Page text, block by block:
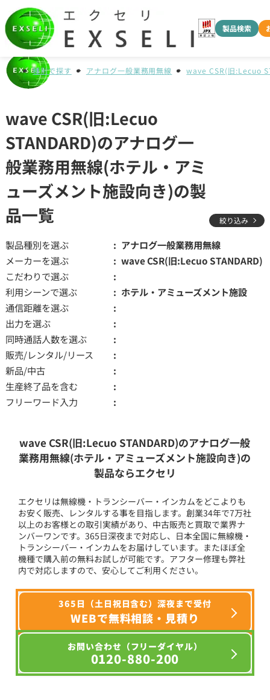
製品検索
種別で探す アナログ一般業務用無線 wave CSR(旧:Lecuo
wave CSR(旧:Lecuo
STANDARD)のアナログ一
般業務用無線(ホテル・アミ
ューズメント施設向き)の製
品一覧
絞り込み
製品種別を選ぶ
アナログ一般業務用無線
メーカーを選ぶ
wave CSR(旧:Lecuo STANDARD)
こだわりで選ぶ
利用シーンで選ぶ
ホテル・アミューズメント施設
通信距離を選ぶ
出力を選ぶ
同時通話人数を選ぶ
販売/レンタル/リース
新品/中古
生産終了品を含む
フリーワード入力
wave CSR(旧:Lecuo STANDARD)のアナログ一般
業務用無線(ホテル・アミューズメント施設向き)の
製品ならエクセリ
エクセリは無線機・トランシーバー・インカムをどこよりも
お安く販売、レンタルする事を目指します。創業34年で7万社
以上のお客様との取引実績があり、中古販売と買取で業界ナ
ンバーワンです。365日深夜まで対応し、日本全国に無線機・
トランシーバー・インカムをお届けしています。またほぼ全
機種で購入前の無料お試しが可能です。アフター修理も弊社
内で対応しますので、安心してご利用ください。
365日（土日祝日含む）深夜まで受付
WEBで無料相談・見積り
お問い合わせ（フリーダイヤル）
0120-880-200